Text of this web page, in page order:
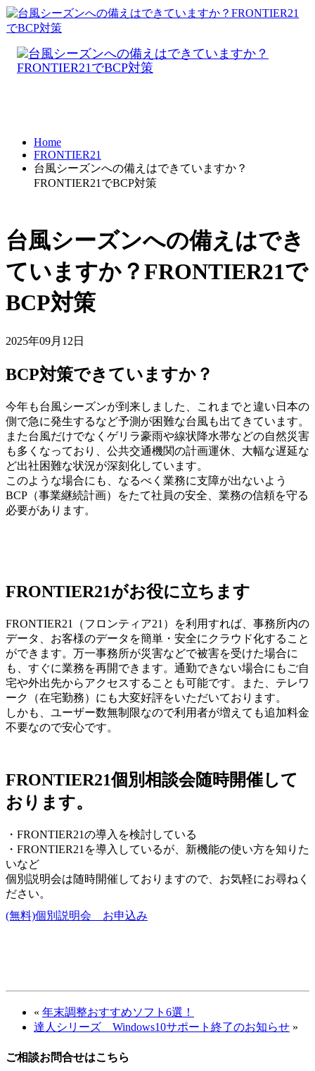
Home
FRONTIER21
台風シーズンへの備えはできていますか？
FRONTIER21でBCP対策
台風シーズンへの備えはでき
ていますか？FRONTIER21で
BCP対策
2025年09月12日
BCP対策できていますか？
今年も台風シーズンが到来しました、これまでと違い日本の
側で急に発生するなど予測が困難な台風も出てきています。
また台風だけでなくゲリラ豪雨や線状降水帯などの自然災害
も多くなっており、公共交通機関の計画運休、大幅な遅延な
ど出社困難な状況が深刻化しています。
このような場合にも、なるべく業務に支障が出ないよう
BCP（事業継続計画）をたて社員の安全、業務の信頼を守る
必要があります。
FRONTIER21がお役に立ちます
FRONTIER21（フロンティア21）を利用すれば、事務所内の
データ、お客様のデータを簡単・安全にクラウド化すること
ができます。万一事務所が災害などで被害を受けた場合に
も、すぐに業務を再開できます。通勤できない場合にもご自
宅や外出先からアクセスすることも可能です。また、テレワ
ーク（在宅勤務）にも大変好評をいただいております。
しかも、ユーザー数無制限なので利用者が増えても追加料金
不要なので安心です。
FRONTIER21個別相談会随時開催して
おります。
・FRONTIER21の導入を検討している
・FRONTIER21を導入しているが、新機能の使い方を知りた
いなど
個別説明会は随時開催しておりますので、お気軽にお尋ねく
ださい。
(無料)個別説明会 お申込み
« 年末調整おすすめソフト6選！
達人シリーズ Windows10サポート終了のお知らせ »
ご相談お問合せはこちら